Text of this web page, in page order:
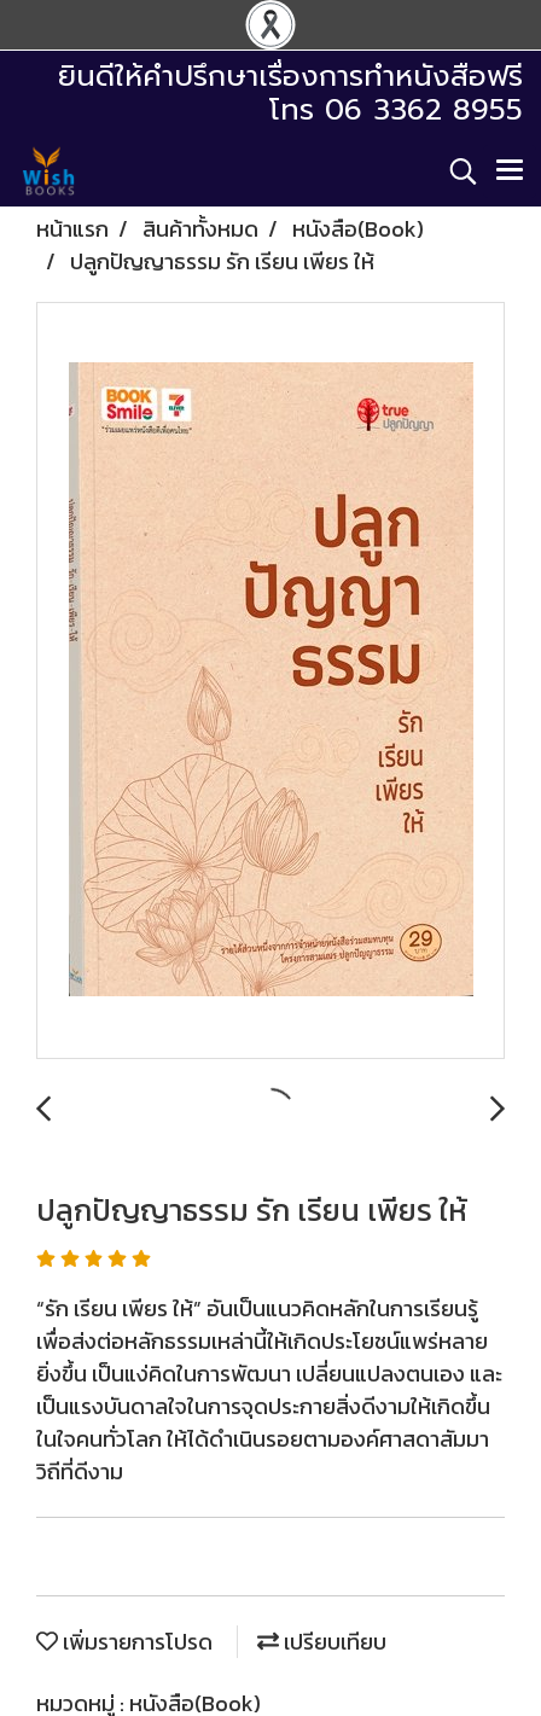
ยินดีให้คำปรึกษาเรื่องการทำหนังสือฟรี
โทร 06 3362 8955
หน้าแรก สินค้าทั้งหมด
หนังสือ(Book)
ปลูกปัญญาธรรม รัก เรียน เพียร ให้
ปลูกปัญญาธรรม รัก เรียน เพียร ให้
“รัก เรียน เพียร ให้” อันเป็นแนวคิดหลักในการเรียนรู้
เพื่อส่งต่อหลักธรรมเหล่านี้ให้เกิดประโยชน์แพร่หลาย
ยิ่งขึ้น เป็นแง่คิดในการพัฒนา เปลี่ยนแปลงตนเอง และ
เป็นแรงบันดาลใจในการจุดประกายสิ่งดีงามให้เกิดขึ้น
ในใจคนทั่วโลก ให้ได้ดำเนินรอยตามองค์ศาสดาสัมมา
วิถีที่ดีงาม
เพิ่มรายการโปรด
เปรียบเทียบ
หมวดหมู่ : หนังสือ(Book)